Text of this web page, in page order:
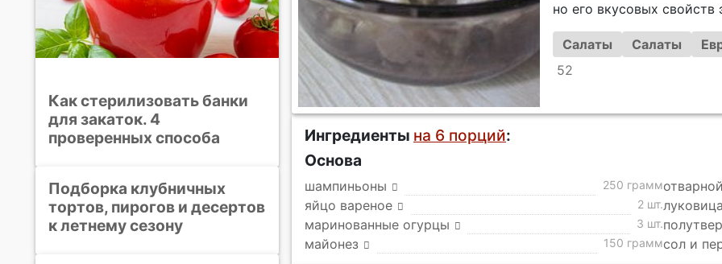
но его вкусовых свойств
Салаты Салаты
52
Ингредиенты на 6 порций:
Основа
шампиньоны 250 грамм
яйцо вареное
2 шт.
маринованные огурцы
3 шт.
майонез
150 граммсол и
Как стерилизовать банки
для закаток. 4
проверенных способа
Подборка клубничных
тортов, пирогов и десертов
к летнему сезону